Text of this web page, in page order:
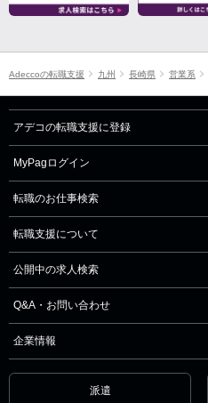
Adeccoの転職支援 九州 長崎県 営業系
アデコの転職支援に登録
MyPagログイン
転職のお仕事検索
転職支援について
公開中の求人検索
Q&A・お問い合わせ
企業情報
派遣